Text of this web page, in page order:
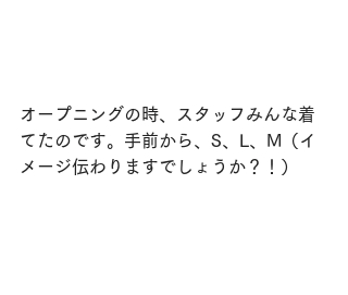
オープニングの時、スタッフみんな着
てたのです。手前から、S、L、M（イ
メージ伝わりますでしょうか？！）